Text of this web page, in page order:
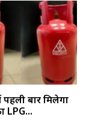
बार मिलेगा
LPG...